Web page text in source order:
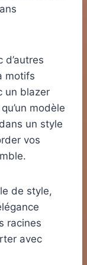
d’autres
motifs
un blazer
modèle
un style
vos
de style,
racines
avec